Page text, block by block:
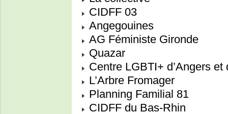
CIDFF 03
Angegouines
AG Féministe Gironde
Quazar
Centre LGBTI+ d’Angers
L’Arbre Fromager
Planning Familial 81
CIDFF du Bas-Rhin